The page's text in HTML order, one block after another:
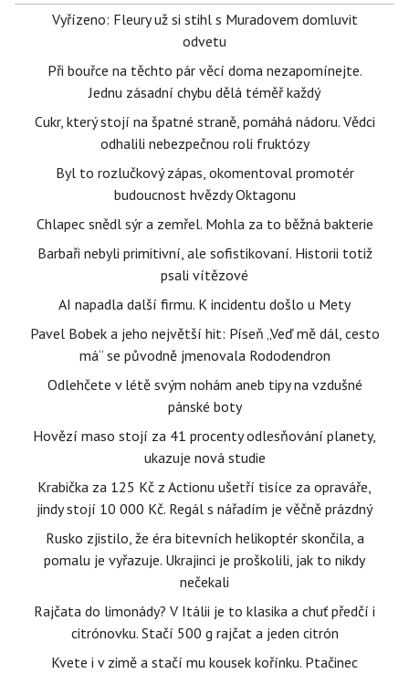
Vyřízeno: Fleury už si stihl s Muradovem domluvit
odvetu
Při bouřce na těchto pár věcí doma nezapomínejte.
Jednu zásadní chybu dělá téměř každý
Cukr, který stojí na špatné straně, pomáhá nádoru. Vědci
odhalili nebezpečnou roli fruktózy
Byl to rozlučkový zápas, okomentoval promotér
budoucnost hvězdy Oktagonu
Chlapec snědl sýr a zemřel. Mohla za to běžná bakterie
Barbaři nebyli primitivní, ale sofistikovaní. Historii totiž
psali vítězové
AI napadla další firmu. K incidentu došlo u Mety
Pavel Bobek a jeho největší hit: Píseň „Veď mě dál, cesto
má“ se původně jmenovala Rododendron
Odlehčete v létě svým nohám aneb tipy na vzdušné
pánské boty
Hovězí maso stojí za 41 procenty odlesňování planety,
ukazuje nová studie
Krabička za 125 Kč z Actionu ušetří tisíce za opraváře,
jindy stojí 10 000 Kč. Regál s nářadím je věčně prázdný
Rusko zjistilo, že éra bitevních helikoptér skončila, a
pomalu je vyřazuje. Ukrajinci je proškolili, jak to nikdy
nečekali
Rajčata do limonády? V Itálii je to klasika a chuť předčí i
citrónovku. Stačí 500 g rajčat a jeden citrón
Kvete i v zimě a stačí mu kousek kořínku. Ptačinec